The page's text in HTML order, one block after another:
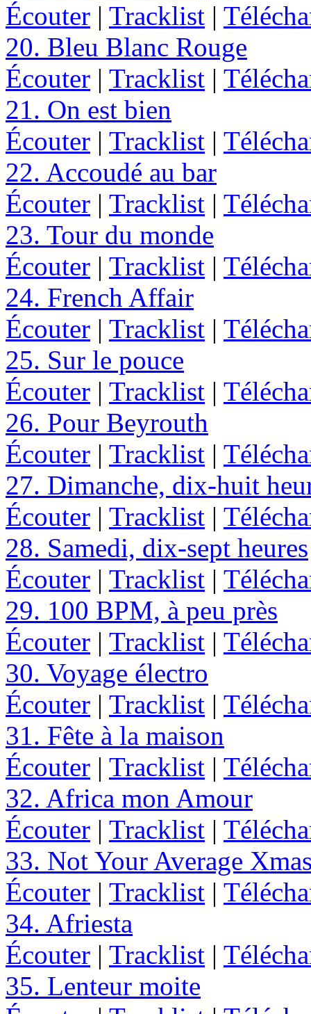
Écouter | Tracklist |
20. Bleu Blanc Rouge
Écouter | Tracklist |
21. On est bien
Écouter | Tracklist |
22. Accoudé au bar
Écouter | Tracklist |
23. Tour du monde
Écouter | Tracklist |
24. French Affair
Écouter | Tracklist |
25. Sur le pouce
Écouter | Tracklist |
26. Pour Beyrouth
Écouter | Tracklist |
27. Dimanche, dix-huit
Écouter | Tracklist |
28. Samedi, dix-sept heures
Écouter | Tracklist |
29. 100 BPM, à peu près
Écouter | Tracklist |
30. Voyage électro
Écouter | Tracklist |
31. Fête à la maison
Écouter | Tracklist |
32. Africa mon Amour
Écouter | Tracklist |
33. Not Your Average
Écouter | Tracklist |
34. Afriesta
Écouter | Tracklist |
35. Lenteur moite